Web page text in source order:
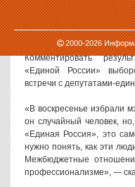
2000-2026
выборов, где кандидат-
словам врио
понять, что за человек
Комментировать
«Единой России»
встречи с депутатами-
«В воскресенье избрали
он случайный человек,
«Единая Россия», это
нужно понять, как эти
Межбюджетные
профессионализме», —